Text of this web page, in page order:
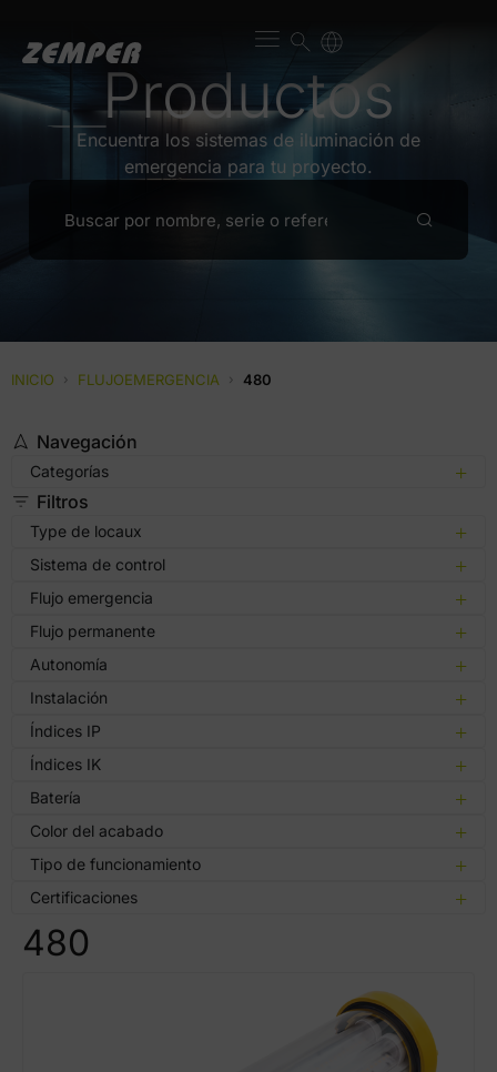
Productos
Encuentra los sistemas de iluminación de
emergencia para tu proyecto.
INICIO › FLUJOEMERGENCIA › 480
Navegación
Categorías
Filtros
Type de locaux
Sistema de control
Flujo emergencia
Flujo permanente
Autonomía
Instalación
Índices IP
Índices IK
Batería
Color del acabado
Tipo de funcionamiento
Certificaciones
480